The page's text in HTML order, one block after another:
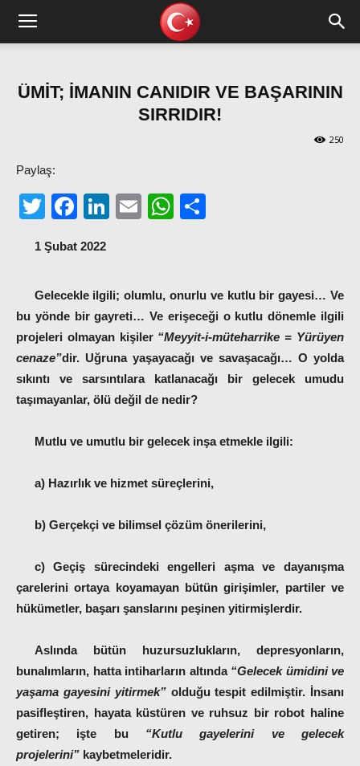
ÜMİT; İMANIN CANIDIR VE BAŞARININ
SIRRIDIR!
250
Paylaş:
TwitterFacebook
LinkedIn
EmailWhatsApp
1 Şubat 2022
Gelecekle ilgili; olumlu, onurlu ve kutlu bir gayesi… Ve
bu yönde bir gayreti… Ve erişeceği o kutlu dönemle ilgili
projeleri olmayan kişiler “Meyyit-i-müteharrike = Yürüyen
cenaze”dir. Uğruna yaşayacağı ve savaşacağı… O yolda
sıkıntı ve sarsıntılara katlanacağı bir gelecek umudu
taşımayanlar, ölü değil de nedir?
Mutlu ve umutlu bir gelecek inşa etmekle ilgili:
a) Hazırlık ve hizmet süreçlerini,
b) Gerçekçi ve bilimsel çözüm önerilerini,
c) Geçiş sürecindeki engelleri aşma ve dayanışma
çarelerini ortaya koyamayan bütün girişimler, partiler ve
hükümetler, başarı şanslarını peşinen yitirmişlerdir.
Aslında bütün huzursuzlukların, depresyonların,
bunalımların, hatta intiharların altında “Gelecek ümidini ve
yaşama gayesini yitirmek”olduğu tespit edilmiştir. İnsanı
pasifleştiren, hayata küstüren ve ruhsuz bir robot haline
getiren; işte bu “Kutlu gayelerini ve gelecek
projelerini” kaybetmeleridir.